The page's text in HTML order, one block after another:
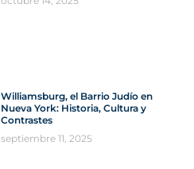
Williamsburg, el Barrio Judío en
Nueva York: Historia, Cultura y
Contrastes
septiembre 11, 2025